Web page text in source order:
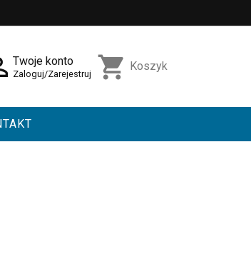
Twoje konto
Zaloguj/Zarejestruj shopping_cart Koszyk